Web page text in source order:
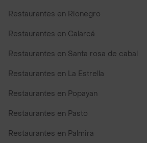
Restaurantes en Rionegro
Restaurantes en Calarcá
Restaurantes en Santa rosa de cabal
Restaurantes en La Estrella
Restaurantes en Popayan
Restaurantes en Pasto
Restaurantes en Palmira